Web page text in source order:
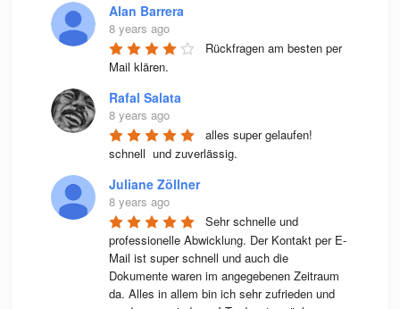
Alan Barrera
8 years ago
Rückfragen am besten per
Mail klären.
Rafal Salata
8 years ago
alles super gelaufen!
schnell  und zuverlässig.
Juliane Zöllner
8 years ago
Sehr schnelle und
professionelle Abwicklung. Der Kontakt per E-
Mail ist super schnell und auch die
Dokumente waren im angegebenen Zeitraum
da. Alles in allem bin ich sehr zufrieden und